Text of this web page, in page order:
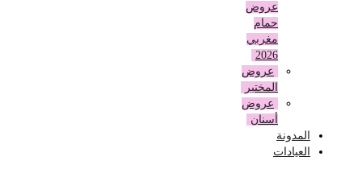
عروض
حمام
مغربي
عروض
المختبر
عروض
أسنان
المدونة
العيادات